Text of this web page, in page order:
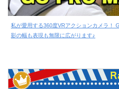
私が愛用する360度VRアクションカメラ！
影の幅も表現も無限に広がります♪